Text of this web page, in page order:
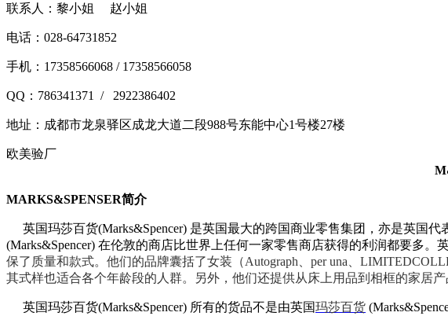
联系人：黎小姐 赵小姐
电话：028-64731852
手机：17358566068 / 17358566058
QQ：786341371 / 2922386402
地址： 成都市龙泉驿区成龙大道二段988号东能中心1号楼27楼
欧美验厂
MARKS&SPENSER简介
英国玛莎百货(Marks&Spencer) 是英国最大的跨国商业零售集团，亦是英国
(Marks&Spencer) 在伦敦的商店比世界上任何一家零售商店获得的利润都要多。
保了质量和款式。他们的品牌囊括了女装（Autograph、per una、
其式样也适合各个年龄段的人群。另外，他们还提供从床上用品到相框的家居产
英国玛莎百货(Marks&Spencer) 所有的货品不是由英国玛莎百货